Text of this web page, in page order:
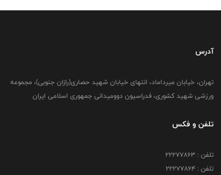
آدرس
تهران، خیابان میرداماد، انتهای خیابان شهید حصاری(رازان جنوبی)، مجموعه
ورزشی شهید کشوری، فدراسیون دوومیدانی جمهوری اسلامی ایران
تلفن و فکس
تلفن : 22277863
تلفن : 22277864